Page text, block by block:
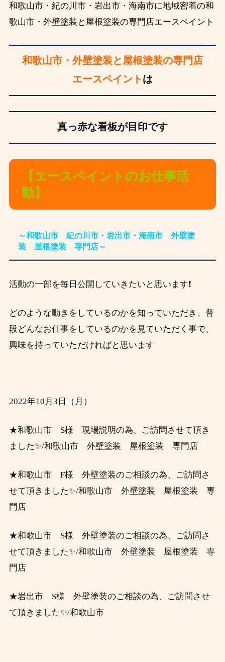
和歌山市・紀の川市・岩出市・海南市に地域密着の和
歌山市・外壁塗装と屋根塗装の専門店エースペイント
和歌山市・外壁塗装と屋根塗装の専門店
エースペイント は
真っ赤な看板が目印です
【エースペイントのお仕事活
動】
～和歌山市 紀の川市・岩出市・海南市 外壁塗
装 屋根塗装 専門店～
活動の一部を毎日公開していきたいと思います❗
どのような動きをしているのかを知っていただき、 普
段どんなお仕事をしているのかを見ていただく事で、
興味を持っていただければと思います
2022年10月3日（月）
★和歌山市 S様 現場説明の為、ご訪問させて頂き
ました✨/和歌山市 外壁塗装 屋根塗装 専門店
★和歌山市 F様 外壁塗装のご相談の為、ご訪問さ
せて頂きました✨/和歌山市 外壁塗装 屋根塗装 専
門店
★和歌山市 S様 外壁塗装のご相談の為、ご訪問さ
せて頂きました✨/和歌山市 外壁塗装 屋根塗装 専
門店
★岩出市 S様 外壁塗装のご相談の為、ご訪問させ
て頂きました✨/和歌山市